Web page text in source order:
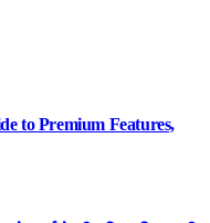
to Premium Features,